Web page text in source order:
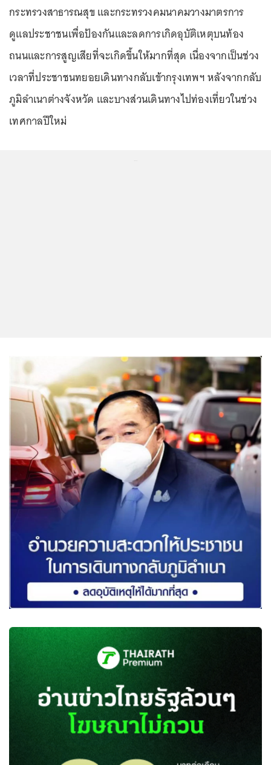
กระทรวงสาธารณสุข และกระทรวงคมนาคมวางมาตรการ
ดูแลประชาชนเพื่อป้องกันและลดการเกิดอุบัติเหตุบนท้อง
ถนนและการสูญเสียที่จะเกิดขึ้นให้มากที่สุด เนื่องจากเป็นช่วง
เวลาที่ประชาชนทยอยเดินทางกลับเข้ากรุงเทพฯ หลังจากกลับ
ภูมิลำเนาต่างจังหวัด และบางส่วนเดินทางไปท่องเที่ยวในช่วง
เทศกาลปีใหม่